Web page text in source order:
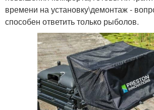
времени на установку\демонтаж -
способен ответить только рыболов.